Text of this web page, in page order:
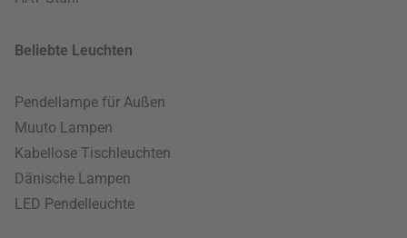
Beliebte Leuchten
Pendellampe für Außen
Muuto Lampen
Kabellose Tischleuchten
Dänische Lampen
LED Pendelleuchte